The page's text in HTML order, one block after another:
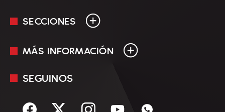
SECCIONES
En Vivo
Sociedad
MÁS INFORMACIÓN
Mediakit
Términos y condiciones
SEGUINOS